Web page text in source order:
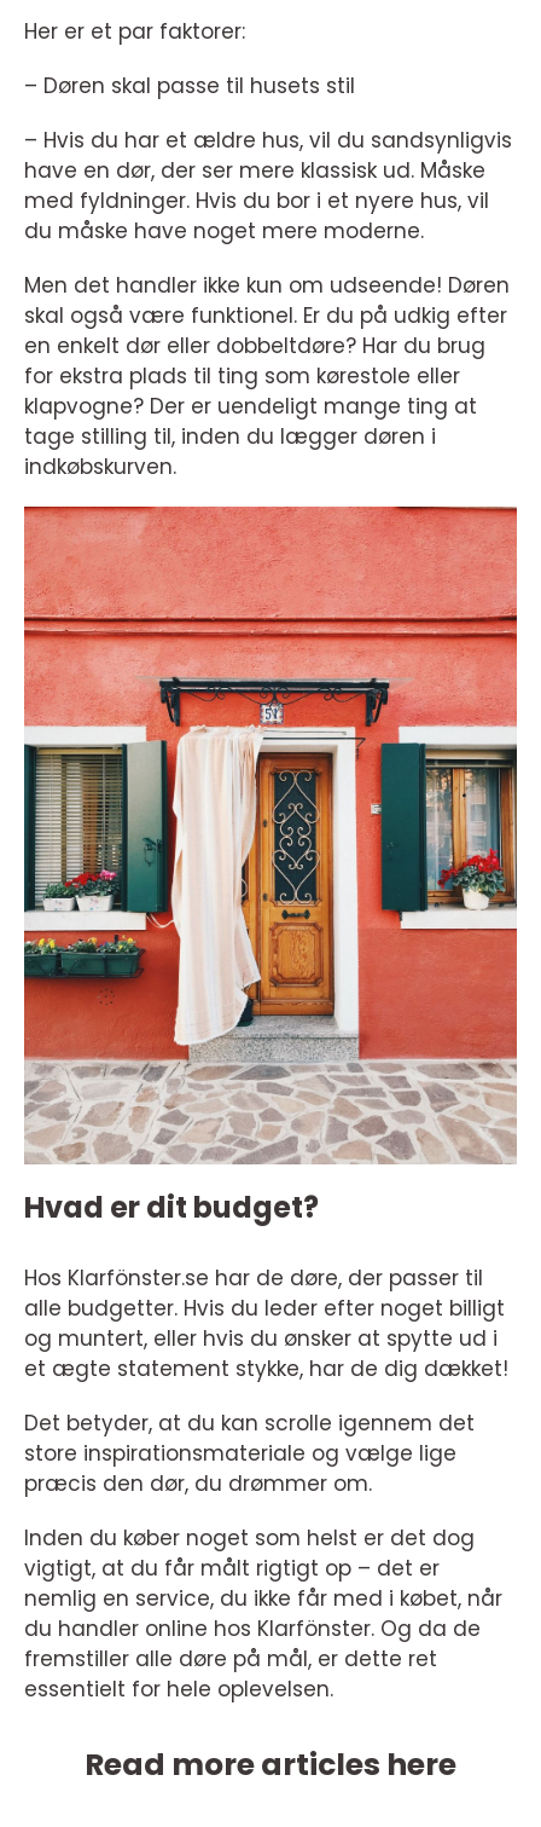
Her er et par faktorer:
– Døren skal passe til husets stil
– Hvis du har et ældre hus, vil du sandsynligvis
have en dør, der ser mere klassisk ud. Måske
med fyldninger. Hvis du bor i et nyere hus, vil
du måske have noget mere moderne.
Men det handler ikke kun om udseende! Døren
skal også være funktionel. Er du på udkig efter
en enkelt dør eller dobbeltdøre? Har du brug
for ekstra plads til ting som kørestole eller
klapvogne? Der er uendeligt mange ting at
tage stilling til, inden du lægger døren i
indkøbskurven.
Hvad er dit budget?
Hos Klarfönster.se har de døre, der passer til
alle budgetter. Hvis du leder efter noget billigt
og muntert, eller hvis du ønsker at spytte ud i
et ægte statement stykke, har de dig dækket!
Det betyder, at du kan scrolle igennem det
store inspirationsmateriale og vælge lige
præcis den dør, du drømmer om.
Inden du køber noget som helst er det dog
vigtigt, at du får målt rigtigt op – det er
nemlig en service, du ikke får med i købet, når
du handler online hos Klarfönster. Og da de
fremstiller alle døre på mål, er dette ret
essentielt for hele oplevelsen.
Read more articles here